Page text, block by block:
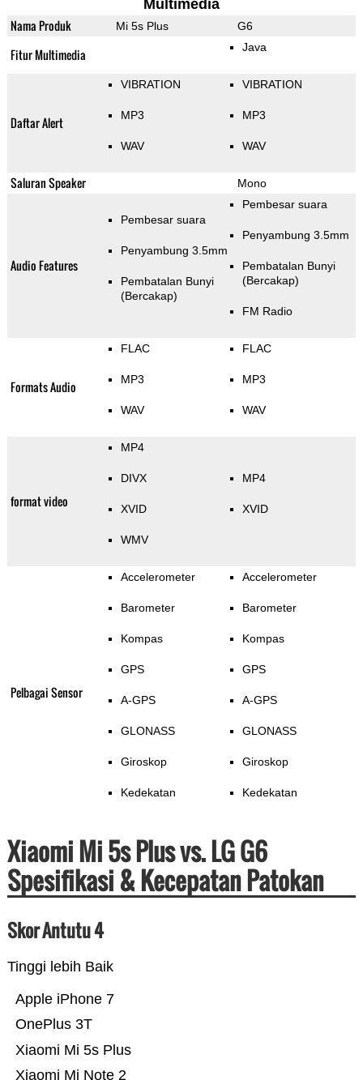
Multimedia
Nama Produk Mi 5s Plus G6
Fitur Multimedia Java
Daftar Alert
VIBRATION
MP3
WAV
VIBRATION
MP3
WAV
Saluran Speaker Mono
Audio Features
Pembesar suara
Penyambung 3.5mm
Pembatalan Bunyi
(Bercakap)
Pembesar suara
Penyambung 3.5mm
Pembatalan Bunyi
(Bercakap)
FM Radio
Formats Audio
FLAC
MP3
WAV
FLAC
MP3
WAV
format video
MP4
DIVX
XVID
WMV
MP4
XVID
Pelbagai Sensor
Accelerometer
Barometer
Kompas
GPS
A-GPS
GLONASS
Giroskop
Kedekatan
Accelerometer
Barometer
Kompas
GPS
A-GPS
GLONASS
Giroskop
Kedekatan
Xiaomi Mi 5s Plus vs. LG G6
Spesifikasi & Kecepatan Patokan
Skor Antutu 4
Tinggi lebih Baik
Xiaomi Mi Note 2
Xiaomi Mi 5s Plus
OnePlus 3T
Apple iPhone 7